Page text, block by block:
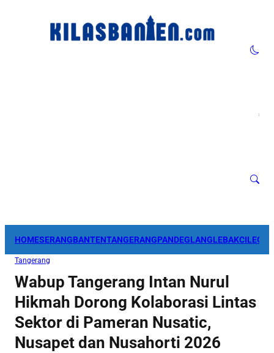
HOMESERANGBANTENTANGERANGPANDEGLANGLEBAK
Tangerang
Wabup Tangerang Intan Nurul
Hikmah Dorong Kolaborasi Lintas
Sektor di Pameran Nusatic,
Nusapet dan Nusahorti 2026